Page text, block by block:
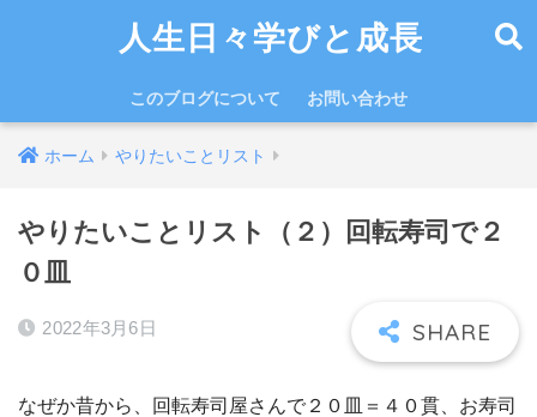
人生日々学びと成長
このブログについて お問い合わせ
ホーム やりたいことリスト
やりたいことリスト（２）回転寿司で２
０皿
2022年3月6日
なぜか昔から、回転寿司屋さんで２０皿＝４０貫、お寿司